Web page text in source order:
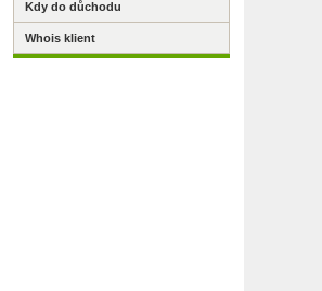
Kdy do důchodu
Whois klient